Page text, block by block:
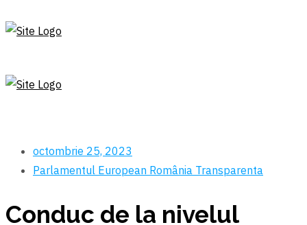
octombrie 25, 2023
Parlamentul European România Transparenta
Conduc de la nivelul